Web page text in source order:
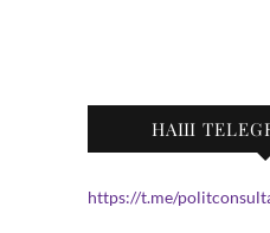
НАШ
https://t.me/